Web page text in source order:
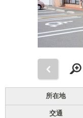
所在地
交通